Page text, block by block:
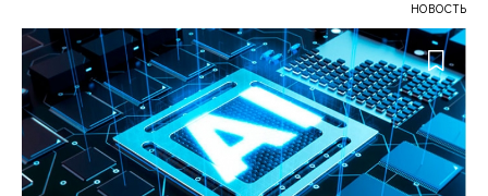
НОВОСТЬ